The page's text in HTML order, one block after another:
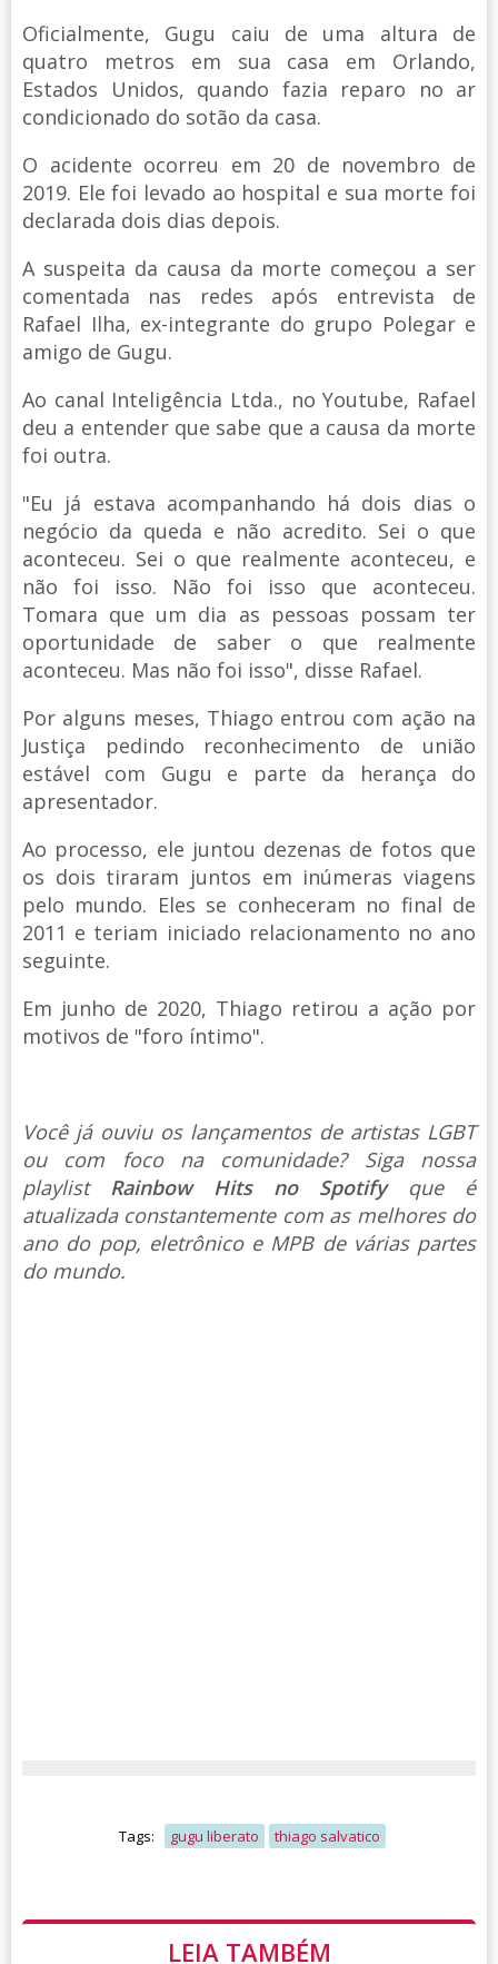
Oficialmente, Gugu caiu de uma altura de
quatro metros em sua casa em Orlando,
Estados Unidos, quando fazia reparo no ar
condicionado do sotão da casa.
O acidente ocorreu em 20 de novembro de
2019. Ele foi levado ao hospital e sua morte foi
declarada dois dias depois.
A suspeita da causa da morte começou a ser
comentada nas redes após entrevista de
Rafael Ilha, ex-integrante do grupo Polegar e
amigo de Gugu.
Ao canal Inteligência Ltda., no Youtube, Rafael
deu a entender que sabe que a causa da morte
foi outra.
"Eu já estava acompanhando há dois dias o
negócio da queda e não acredito. Sei o que
aconteceu. Sei o que realmente aconteceu, e
não foi isso. Não foi isso que aconteceu.
Tomara que um dia as pessoas possam ter
oportunidade de saber o que realmente
aconteceu. Mas não foi isso", disse Rafael.
Por alguns meses, Thiago entrou com ação na
Justiça pedindo reconhecimento de união
estável com Gugu e parte da herança do
apresentador.
Ao processo, ele juntou dezenas de fotos que
os dois tiraram juntos em inúmeras viagens
pelo mundo. Eles se conheceram no final de
2011 e teriam iniciado relacionamento no ano
seguinte.
Em junho de 2020, Thiago retirou a ação por
motivos de "foro íntimo".
Você já ouviu os lançamentos de artistas LGBT
ou com foco na comunidade? Siga nossa
playlist Rainbow Hits no Spotify que é
atualizada constantemente com as melhores do
ano do pop, eletrônico e MPB de várias partes
do mundo.
Tags: gugu liberato thiago salvatico
LEIA TAMBÉM